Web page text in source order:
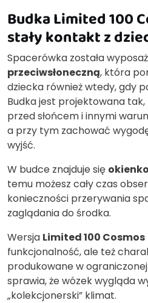
Budka Limited 100
stały kontakt z
Spacerówka została
przeciwsłoneczną, która
dziecka również wtedy, gdy
Budka jest projektowana tak,
przed słońcem i innymi
a przy tym zachować
wyjść.
W budce znajduje się
temu możesz cały czas
konieczności przerywania
zaglądania do środka.
Wersja Limited 100 Cosmos
funkcjonalność, ale też
produkowane w
sprawia, że wózek wygląda
„kolekcjonerski” klimat.